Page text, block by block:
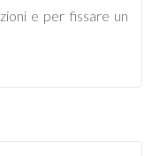
e per fissare un